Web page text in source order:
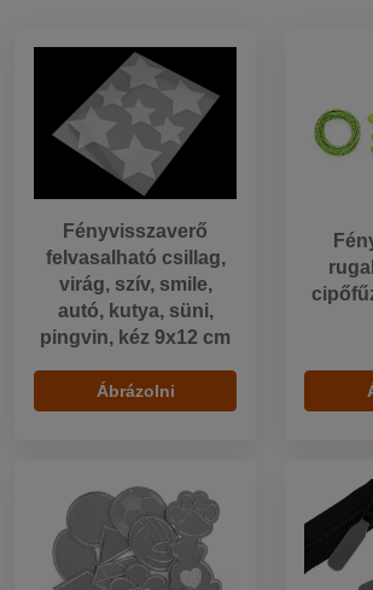
Fényvisszaverő
felvasalható csillag,
virág, szív, smile,
autó, kutya, süni,
pingvin, kéz 9x12 cm
Ábrázolni